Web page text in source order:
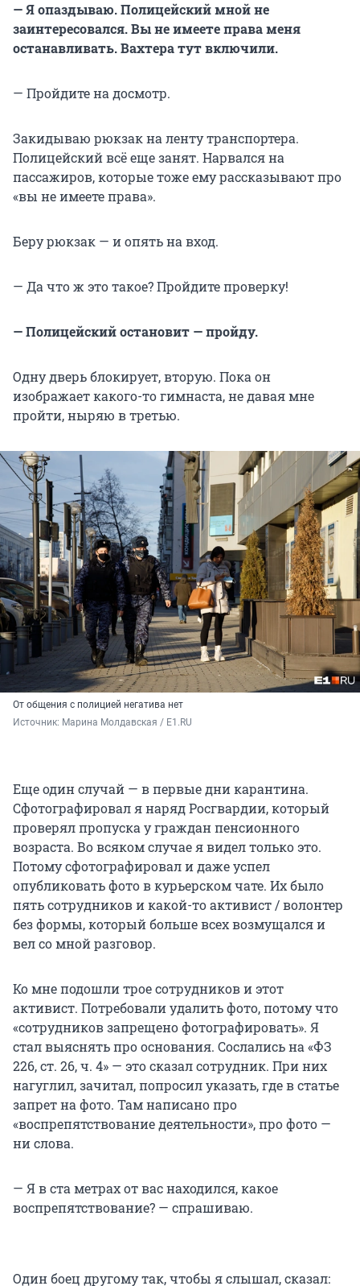
— Я опаздываю. Полицейский мной не
заинтересовался. Вы не имеете права меня
останавливать. Вахтера тут включили.
— Пройдите на досмотр.
Закидываю рюкзак на ленту транспортера.
Полицейский всё еще занят. Нарвался на
пассажиров, которые тоже ему рассказывают про
«вы не имеете права».
Беру рюкзак — и опять на вход.
— Да что ж это такое? Пройдите проверку!
— Полицейский остановит — пройду.
Одну дверь блокирует, вторую. Пока он
изображает какого-то гимнаста, не давая мне
пройти, ныряю в третью.
От общения с полицией негатива нет
Источник: Марина Молдавская / E1.RU
Еще один случай — в первые дни карантина.
Сфотографировал я наряд Росгвардии, который
проверял пропуска у граждан пенсионного
возраста. Во всяком случае я видел только это.
Потому сфотографировал и даже успел
опубликовать фото в курьерском чате. Их было
пять сотрудников и какой-то активист / волонтер
без формы, который больше всех возмущался и
вел со мной разговор.
Ко мне подошли трое сотрудников и этот
активист. Потребовали удалить фото, потому что
«сотрудников запрещено фотографировать». Я
стал выяснять про основания. Сослались на «ФЗ
226, ст. 26, ч. 4» — это сказал сотрудник. При них
нагуглил, зачитал, попросил указать, где в статье
запрет на фото. Там написано про
«воспрепятствование деятельности», про фото —
ни слова.
— Я в ста метрах от вас находился, какое
воспрепятствование? — спрашиваю.
Один боец другому так, чтобы я слышал, сказал: